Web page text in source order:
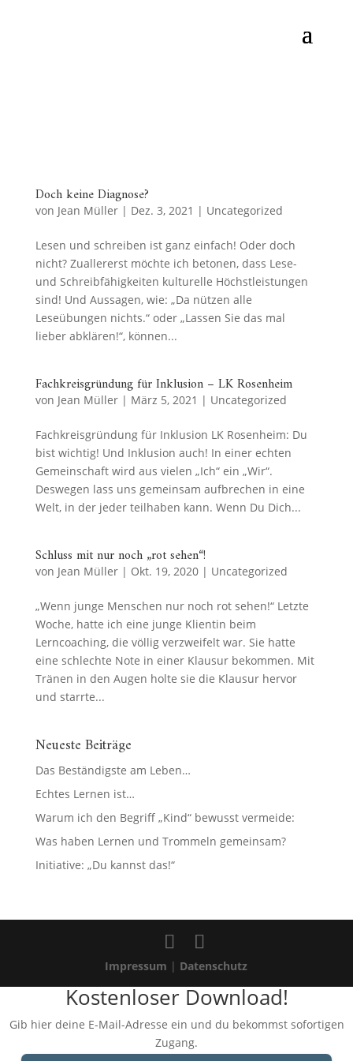
Doch keine Diagnose?
von Jean Müller| Dez. 3, 2021 | Uncategorized
Lesen und schreiben ist ganz einfach! Oder doch
nicht? Zuallererst möchte ich betonen, dass Lese-
und Schreibfähigkeiten kulturelle Höchstleistungen
sind! Und Aussagen, wie: „Da nützen alle
Leseübungen nichts.“ oder „Lassen Sie das mal
lieber abklären!“, können...
Fachkreisgründung für Inklusion – LK Rosenheim
von Jean Müller| März 5, 2021 | Uncategorized
Fachkreisgründung für Inklusion LK Rosenheim: Du
bist wichtig! Und Inklusion auch! In einer echten
Gemeinschaft wird aus vielen „Ich“ ein „Wir“.
Deswegen lass uns gemeinsam aufbrechen in eine
Welt, in der jeder teilhaben kann. Wenn Du Dich...
Schluss mit nur noch „rot sehen“!
von Jean Müller| Okt. 19, 2020| Uncategorized
„Wenn junge Menschen nur noch rot sehen!“ Letzte
Woche, hatte ich eine junge Klientin beim
Lerncoaching, die völlig verzweifelt war. Sie hatte
eine schlechte Note in einer Klausur bekommen. Mit
Tränen in den Augen holte sie die Klausur hervor
und starrte...
Neueste Beiträge
Das Beständigste am Leben…
Echtes Lernen ist…
Warum ich den Begriff „Kind“ bewusst vermeide:
Was haben Lernen und Trommeln gemeinsam?
Initiative: „Du kannst das!“
Impressum | Datenschutz
Kostenloser Download!
Gib hier deine E-Mail-Adresse ein und du bekommst sofortigen
Zugang.